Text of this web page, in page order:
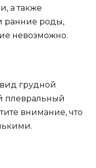
а также
ранние роды,
невозможно.
грудной
плевральный
внимание, что